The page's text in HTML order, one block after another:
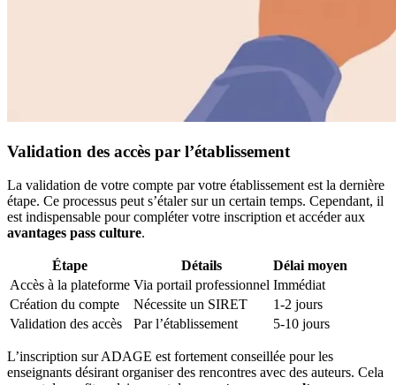
Validation des accès par l’établissement
La validation de votre compte par votre établissement est la dernière
étape. Ce processus peut s’étaler sur un certain temps. Cependant, il
est indispensable pour compléter votre inscription et accéder aux
avantages pass culture.
Étape Détails
Délai moyen
Accès à la plateforme Via portail professionnel Immédiat
Création du compte
Nécessite un SIRET
1-2 jours
Validation des accès
Par l’établissement 5-10 jours
L’inscription sur ADAGE est fortement conseillée pour les
enseignants désirant organiser des rencontres avec des auteurs. Cela